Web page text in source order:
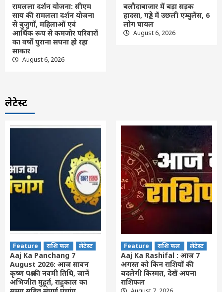
रामलला दर्शन योजना: सीएम
साय की रामलला दर्शन योजना
से बुजुर्गों, महिलाओं एवं
आर्थिक रूप से कमजोर परिवारों
का वर्षों पुराना सपना हो रहा
साकार
August 6, 2026
बलौदाबाजार में बड़ा सड़क
हादसा, गड्ढे में उछली एम्बुलेंस, 6
लोग घायल
August 6, 2026
लेटेस्ट
Feature राशि फल लेटेस्ट
Aaj Ka Panchang 7
August 2026: आज सावन
कृष्ण पक्ष की नवमी तिथि, जानें
अभिजीत मुहूर्त, राहुकाल का
Feature राशि फल लेटेस्ट
Aaj Ka Rashifal : आज 7
अगस्त को किन राशियों की
बदलेगी किस्मत, देखें अपना
राशिफल